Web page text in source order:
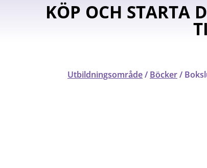
KÖP OCH STARTA
Utbildningsområde/ Böcker/